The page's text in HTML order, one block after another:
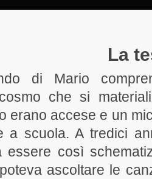
La
di Mario
che si
erano accese e un
a scuola. A tredici
essere così
ascoltare le